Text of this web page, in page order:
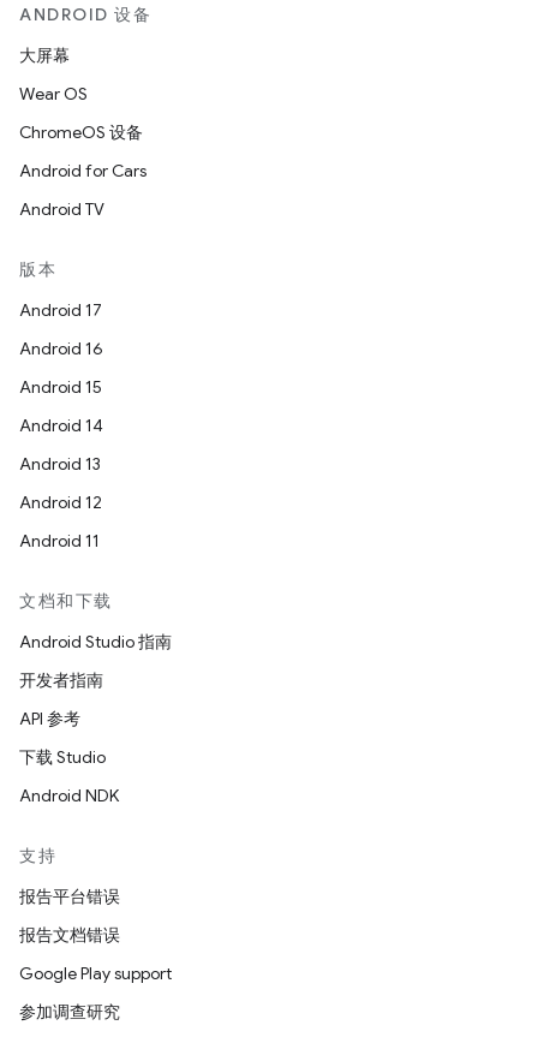
ANDROID 设备
大屏幕
Wear OS
ChromeOS 设备
Android for Cars
Android TV
版本
Android 17
Android 16
Android 15
Android 14
Android 13
Android 12
Android 11
文档和下载
Android Studio 指南
开发者指南
API 参考
下载 Studio
Android NDK
支持
报告平台错误
报告文档错误
Google Play support
参加调查研究